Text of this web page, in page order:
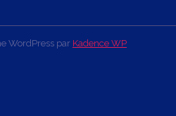
WordPress par Kadence WP